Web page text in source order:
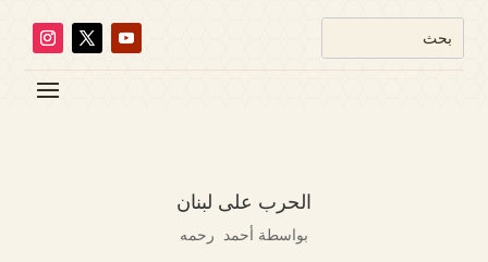
الحرب على لبنان
بواسطة أحمد رحمه